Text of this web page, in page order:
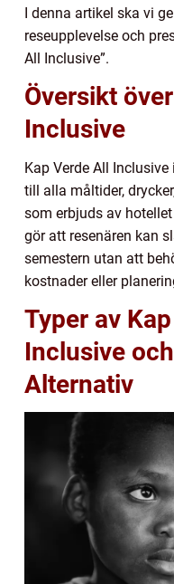
I denna artikel ska vi
reseupplevelse och
All Inclusive”.
Översikt
Inclusive
Kap Verde All
till alla måltider,
som erbjuds av
gör att resenären kan
semestern utan att
kostnader eller
Typer av
Inclusive
Alternativ